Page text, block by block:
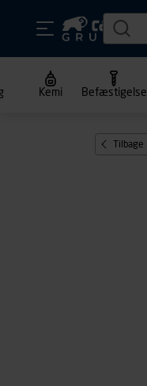
Kemi Befæstigelse
Tilbage